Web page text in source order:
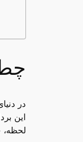
در
این
لحظه،